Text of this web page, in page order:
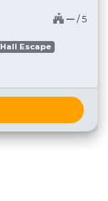
─ / 5
Hall Escape